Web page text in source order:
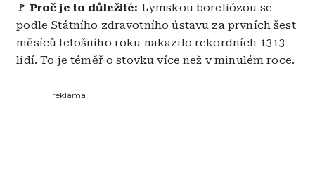
🚩 Proč je to důležité: Lymskou boreliózou se
podle Státního zdravotního ústavu za prvních šest
měsíců letošního roku nakazilo rekordních 1313
lidí. To je téměř o stovku více než v minulém roce.
reklama